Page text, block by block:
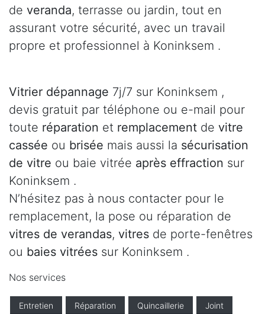
de veranda, terrasse ou jardin, tout en
assurant votre sécurité, avec un travail
propre et professionnel à Koninksem .
Vitrier dépannage 7j/7 sur Koninksem ,
devis gratuit par téléphone ou e-mail pour
toute réparation et remplacement de vitre
cassée ou brisée mais aussi la sécurisation
de vitre ou baie vitrée après effraction sur
Koninksem .
N’hésitez pas à nous contacter pour le
remplacement, la pose ou réparation de
vitres de verandas, vitres de porte-fenêtres
ou baies vitrées sur Koninksem .
Nos services
Entretien Réparation Quincaillerie Joint